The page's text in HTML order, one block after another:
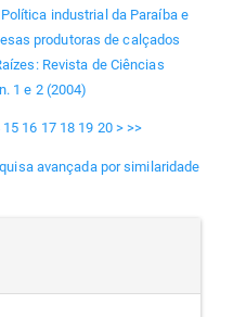
Política industrial da Paraíba e
produtoras de calçados
Revista de Ciências
1 e 2 (2004)
15 16 17 18 19 20 > >>
avançada por similaridade